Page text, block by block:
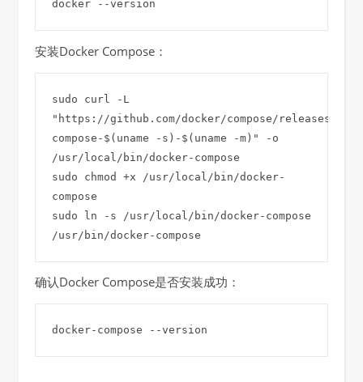
安装Docker Compose：
sudo curl -L
"https://github.com/docker/compose/releases/
compose-$(uname -s)-$(uname -m)" -o
/usr/local/bin/docker-compose
sudo chmod +x /usr/local/bin/docker-
compose
sudo ln -s /usr/local/bin/docker-compose
/usr/bin/docker-compose
确认Docker Compose是否安装成功：